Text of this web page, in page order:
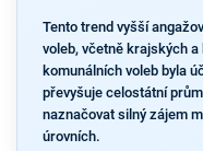
Tento trend vyšší
voleb, včetně krajských
komunálních voleb byla
převyšuje celostátní
naznačovat silný zájem
úrovních.